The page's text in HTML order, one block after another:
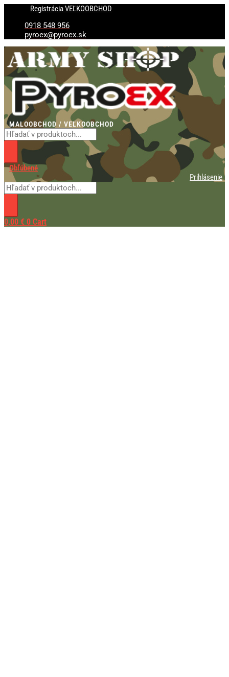
PreskočiťRegistrácia VEĽKOOBCHOD
0918 548 956
pyroex@pyroex.sk
MALOOBCHOD / VEĽKOOBCHOD
Products
Obľúbené
Prihlásenie
Products
0,00 € 0 Cart